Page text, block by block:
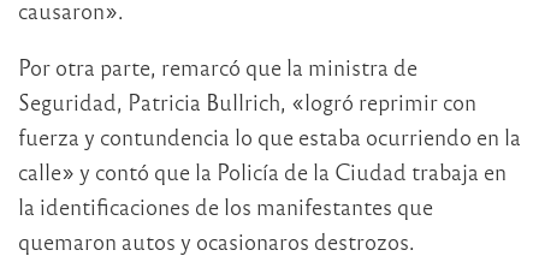
causaron».
Por otra parte, remarcó que la ministra de
Seguridad, Patricia Bullrich, «logró reprimir con
fuerza y contundencia lo que estaba ocurriendo en la
calle» y contó que la Policía de la Ciudad trabaja en
la identificaciones de los manifestantes que
quemaron autos y ocasionaros destrozos.